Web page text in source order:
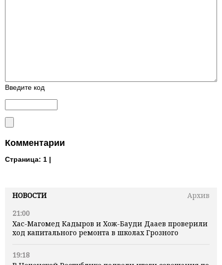
НОВОСТИ
Архив
21:00
Хас-Магомед Кадыров и Хож-Бауди Дааев проверили
ход капитального ремонта в школах Грозного
19:18
Введите код
Комментарии
Страница: 1 |